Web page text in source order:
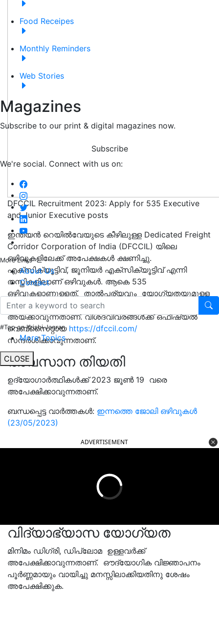
Food Receipes
Monthly Reminders
Web Stories
Magazines
Subscribe to our print & digital magazines now.
Subscribe
We're social. Connect with us on:
More Links
About Us
Contact
#Top on Krishi Jagran
More Topics
CLOSE
DFCCIL Recruitment 2023: Apply for 535 Executive
and Junior Executive posts
ഇന്ത്യന്‍ റെയില്‍വേയുടെ കീഴിലുള്ള Dedicated Freight
Corridor Corporation of India (DFCCIL) യിലെ
ഒഴിവുകളിലേക്ക് അപേക്ഷകൾ ക്ഷണിച്ചു.
എക്സിക്യൂട്ടിവ്, ജൂനിയർ എക്സിക്യൂട്ടിവ് എന്നി
തസ്തികളിലാണ് ഒഴിവുകൾ. ആകെ 535
ഒഴിവുകളാണുള്ളത്. താൽപ്പര്യവും യോഗ്യതയുമുള്ള
ഉദ്യോഗാര്‍ഥികൾക്ക് ഓൺലൈനായി അപേക്ഷകൾ
അയക്കാവുന്നതാണ്. വിശദവിവരങ്ങൾക്ക് ഒഫീഷ്യൽ
വെബ്സൈറ്റായ https://dfccil.com/
സന്ദർശിക്കാവുന്നതാണ്.
അവസാന തിയതി
ഉദ്യോഗാർത്ഥികൾക്ക് 2023 ജൂണ്‍ 19 വരെ
അപേക്ഷിക്കാവുന്നതാണ്.
ബന്ധപ്പെട്ട വാർത്തകൾ: ഇന്നത്തെ ജോലി ഒഴിവുകൾ
(23/05/2023)
ADVERTISEMENT
വിദ്യാഭ്യാസ യോഗ്യത
മിനിമം ഡിഗ്രി, ഡിപ്ലോമ ഉള്ളവര്‍ക്ക്
അപേക്ഷിക്കാവുന്നതാണ്. ഔദ്യോഗിക വിജ്ഞാപനം
പൂര്‍ണ്ണമായും വായിച്ചു മനസ്സിലാക്കിയതിനു ശേഷം
അപേക്ഷിക്കുക.